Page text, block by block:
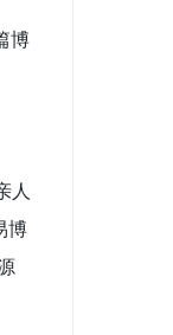
博
人
博